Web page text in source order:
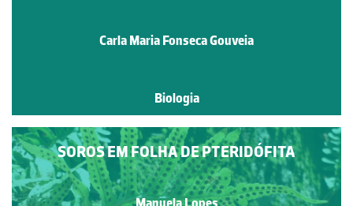
Carla Maria Fonseca Gouveia
Biologia
SOROS EM FOLHA DE PTERIDÓFITA
Manuela Lopes